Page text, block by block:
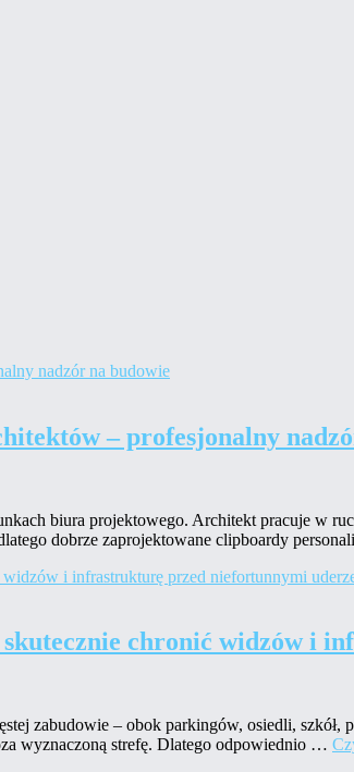
– profesjonalny
biura projektowego. Architekt pracuje w
dobrze zaprojektowane clipboardy
skutecznie chronić widzów i
zabudowie – obok parkingów, osiedli,
wyznaczoną strefę. Dlatego odpowiednio …